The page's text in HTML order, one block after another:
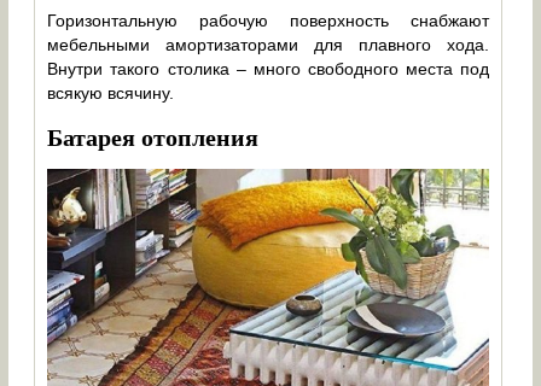
Горизонтальную рабочую поверхность снабжают
мебельными амортизаторами для плавного хода.
Внутри такого столика – много свободного места под
всякую всячину.
Батарея отопления